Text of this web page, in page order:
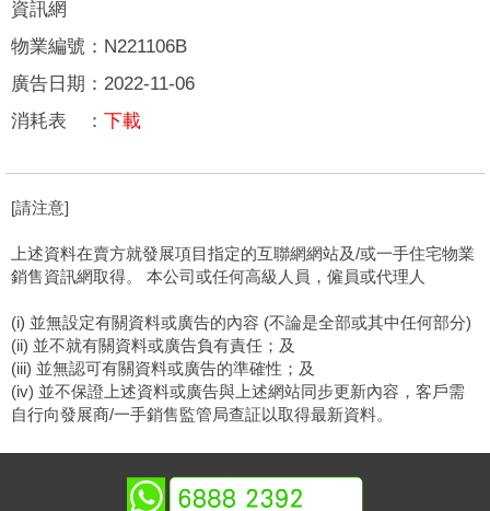
資訊網
物業編號 ： N221106B
廣告日期 ： 2022-11-06
消耗表
： 下載
[請注意]
上述資料在賣方就發展項目指定的互聯網網站及/或一手住宅物業
銷售資訊網取得。 本公司或任何高級人員，僱員或代理人
(i) 並無設定有關資料或廣告的內容 (不論是全部或其中任何部分)
(ii) 並不就有關資料或廣告負有責任；及
(iii) 並無認可有關資料或廣告的準確性；及
(iv) 並不保證上述資料或廣告與上述網站同步更新內容，客戶需
自行向發展商/一手銷售監管局查証以取得最新資料。